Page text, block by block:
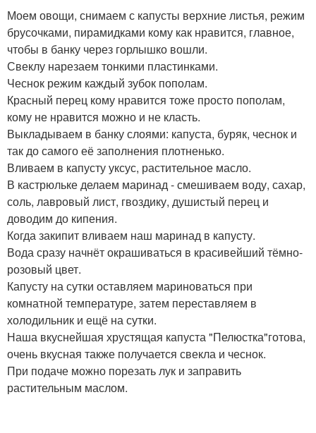
Моем овощи, снимаем с капусты верхние листья, режим
брусочками, пирамидками кому как нравится, главное,
чтобы в банку через горлышко вошли.
Свеклу нарезаем тонкими пластинками.
Чеснок режим каждый зубок пополам.
Красный перец кому нравится тоже просто пополам,
кому не нравится можно и не класть.
Выкладываем в банку слоями: капуста, буряк, чеснок и
так до самого её заполнения плотненько.
Вливаем в капусту уксус, растительное масло.
В кастрюльке делаем маринад - смешиваем воду, сахар,
соль, лавровый лист, гвоздику, душистый перец и
доводим до кипения.
Когда закипит вливаем наш маринад в капусту.
Вода сразу начнёт окрашиваться в красивейший тёмно-
розовый цвет.
Капусту на сутки оставляем мариноваться при
комнатной температуре, затем переставляем в
холодильник и ещё на сутки.
Наша вкуснейшая хрустящая капуста "Пелюстка"готова,
очень вкусная также получается свекла и чеснок.
При подаче можно порезать лук и заправить
растительным маслом.